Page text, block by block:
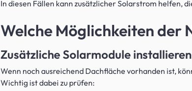
In diesen Fällen kann zusätzlicher Solarstrom helfen,
Welche Möglichkeiten der
Zusätzliche Solarmodule installieren
Wenn noch ausreichend Dachfläche vorhanden ist,
Wichtig ist dabei zu prüfen: